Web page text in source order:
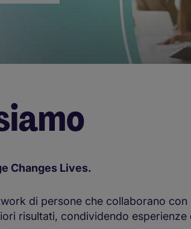
Changes Lives.
di persone che collaborano
risultati, condividendo esperienze